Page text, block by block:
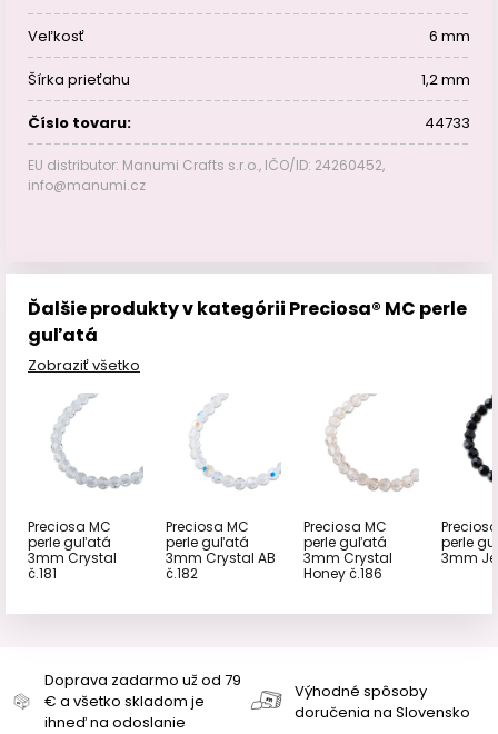
Veľkosť 6 mm
Šírka prieťahu 1,2 mm
Číslo tovaru: 44733
EU distributor: Manumi Crafts s.r.o., IČO/ID: 24260452,
info@manumi.cz
Ďalšie produkty v kategórii Preciosa® MC perle
guľatá
Zobraziť všetko
Preciosa MC
perle guľatá
3mm Crystal
č.181
Preciosa MC
perle guľatá
3mm Crystal AB
č.182
Preciosa MC
perle guľatá
3mm Crystal
Honey č.186
perle
3mm
Doprava zadarmo už od 79
€ a všetko skladom je
ihneď na odoslanie
Výhodné spôsoby
doručenia na Slovensko